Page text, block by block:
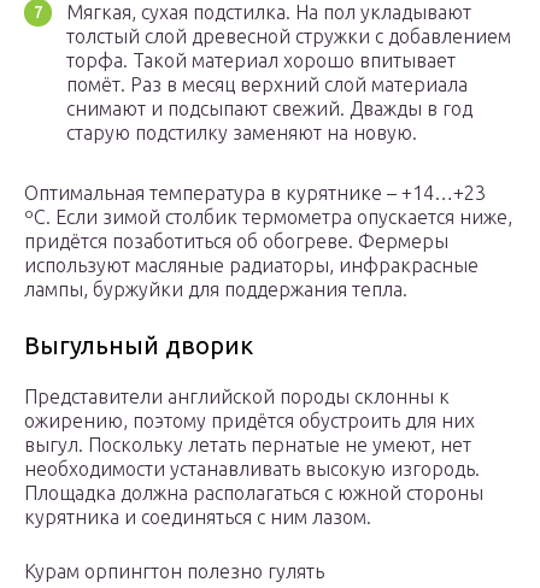
Мягкая, сухая подстилка. На пол укладывают
толстый слой древесной стружки с добавлением
торфа. Такой материал хорошо впитывает
помёт. Раз в месяц верхний слой материала
снимают и подсыпают свежий. Дважды в год
старую подстилку заменяют на новую.
Оптимальная температура в курятнике – +14…+23
ºС. Если зимой столбик термометра опускается ниже,
придётся позаботиться об обогреве. Фермеры
используют масляные радиаторы, инфракрасные
лампы, буржуйки для поддержания тепла.
Выгульный дворик
Представители английской породы склонны к
ожирению, поэтому придётся обустроить для них
выгул. Поскольку летать пернатые не умеют, нет
необходимости устанавливать высокую изгородь.
Площадка должна располагаться с южной стороны
курятника и соединяться с ним лазом.
Курам орпингтон полезно гулять